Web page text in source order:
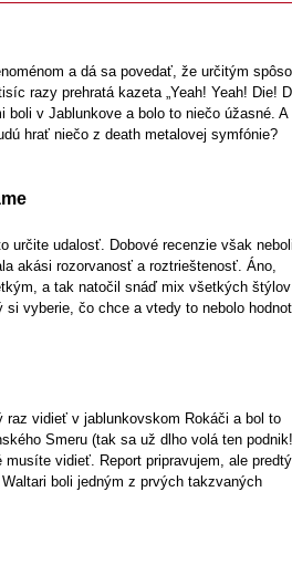
a dá sa povedať, že určitým
razy prehratá kazeta „Yeah! Yeah! Die!
boli v Jablunkove a bolo to niečo úžasné. A
hrať niečo z death metalovej symfónie?
určite udalosť. Dobové recenzie však
akási rozorvanosť a roztrieštenosť. Áno,
a tak natočil snáď mix všetkých
vyberie, čo chce a vtedy to nebolo
raz vidieť v jablunkovskom Rokáči a bol to
Smeru (tak sa už dlho volá ten
vidieť. Report pripravujem, ale
boli jedným z prvých takzvaných